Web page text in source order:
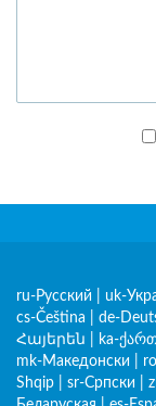
ru-Русский uk-
cs-Čeština
de-
Հայերեն
ka-
mk-Македонски
Shqip
sr-Српски